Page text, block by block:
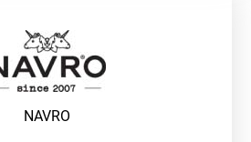
NAVRO